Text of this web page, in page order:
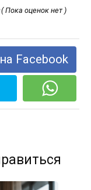
( Пока оценок нет )
Facebook